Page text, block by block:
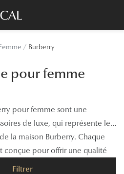
Examen
Onesight
Burberry
pour femme
pour femme sont une
de luxe, qui représente le
la maison Burberry. Chaque
conçue pour offrir une qualité
de sophistication à la garde-
Filtrer